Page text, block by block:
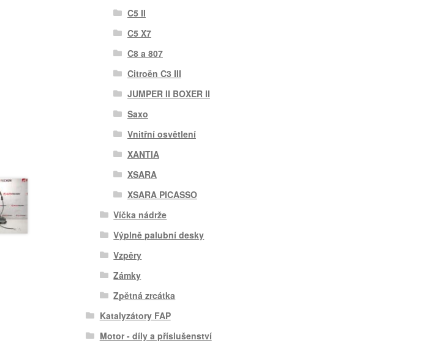
C5 II
C5 X7
C8 a 807
Citroën C3 III
JUMPER II BOXER II
Saxo
Vnitřní osvětlení
XANTIA
XSARA
XSARA PICASSO
Víčka nádrže
Výplně palubní desky
Vzpěry
Zámky
Zpětná zrcátka
Katalyzátory FAP
Motor - díly a příslušenství